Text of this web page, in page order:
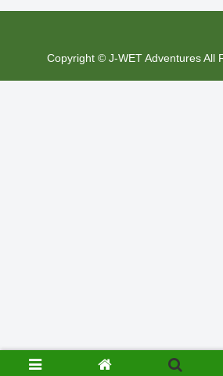
Copyright © J-WET Adventures All